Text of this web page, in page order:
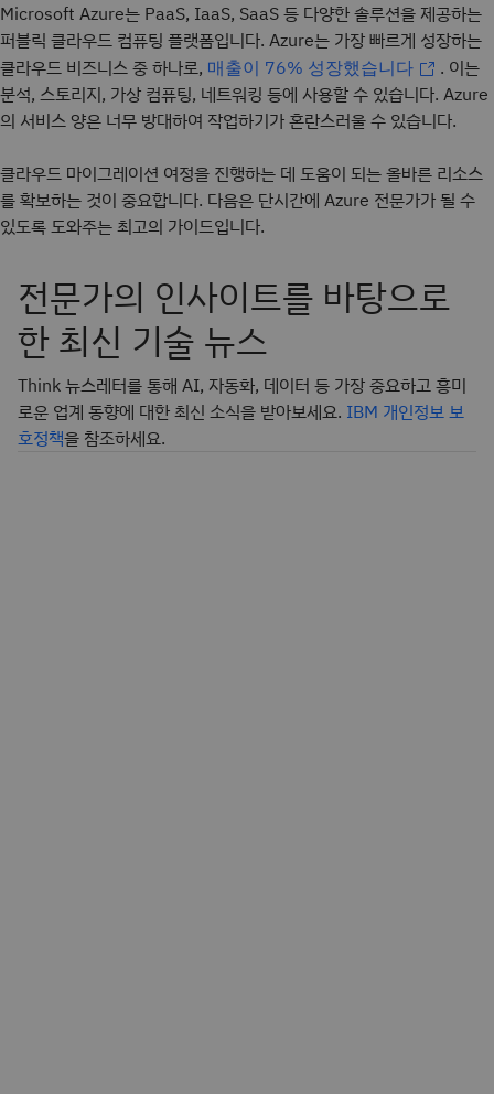
Microsoft Azure는 PaaS, IaaS, SaaS 등 다양한 솔루션을 제공하는
퍼블릭 클라우드 컴퓨팅 플랫폼입니다. Azure는 가장 빠르게 성장하는
클라우드 비즈니스 중 하나로, 매출이 76% 성장했습니다
. 이는
분석, 스토리지, 가상 컴퓨팅, 네트워킹 등에 사용할 수 있습니다. Azure
의 서비스 양은 너무 방대하여 작업하기가 혼란스러울 수 있습니다.
클라우드 마이그레이션 여정을 진행하는 데 도움이 되는 올바른 리소스
를 확보하는 것이 중요합니다. 다음은 단시간에 Azure 전문가가 될 수
있도록 도와주는 최고의 가이드입니다.
전문가의 인사이트를 바탕으로
한 최신 기술 뉴스
Think 뉴스레터를 통해 AI, 자동화, 데이터 등 가장 중요하고 흥미
로운 업계 동향에 대한 최신 소식을 받아보세요. IBM 개인정보 보
호정책을 참조하세요.